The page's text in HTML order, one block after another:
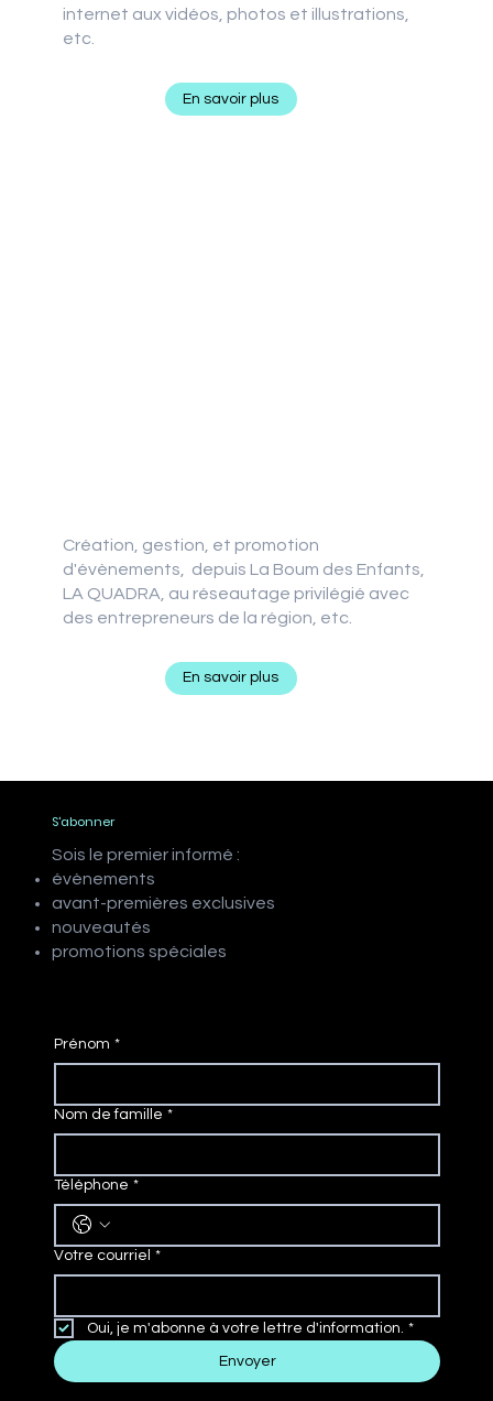
internet aux vidéos, photos et illustrations,
etc.
En savoir plus
Création, gestion, et promotion
d'évènements, depuis La Boum des Enfants,
LA QUADRA, au réseautage privilégié avec
des entrepreneurs de la région, etc.
En savoir plus
S'abonner
Sois le premier informé :
évènements
avant-premières exclusives
nouveautés
promotions spéciales
Prénom *
Nom de famille *
Téléphone *
Votre courriel *
Oui, je m'abonne à votre lettre d'information. *
Envoyer